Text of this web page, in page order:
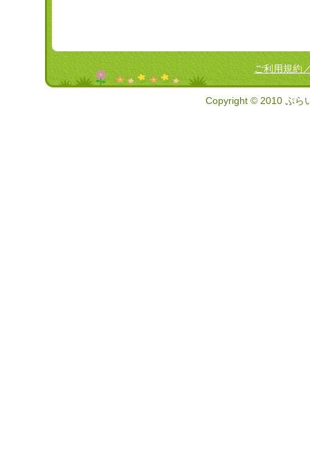
ご利用規約
Copyright © 2010 ぷら